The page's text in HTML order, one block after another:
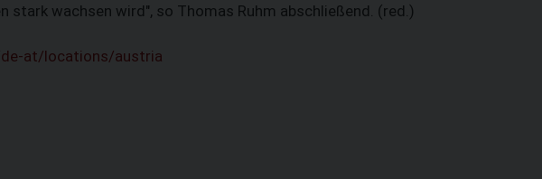
stark wachsen wird", so Thomas Ruhm abschließend. (red.)
at/locations/austria